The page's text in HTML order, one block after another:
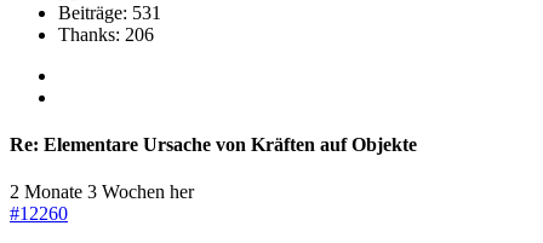
Beiträge: 531
Thanks: 206
Re: Elementare Ursache von Kräften auf Objekte
2 Monate 3 Wochen her
#12260